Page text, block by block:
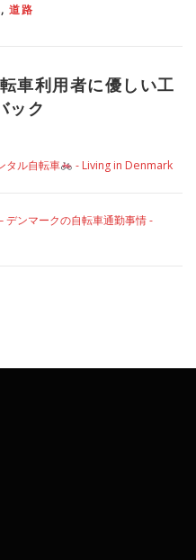
, 道路
車利用者に優しい工
ック
タル自転車 - Living in Denmark
デンマークの自転車通勤事情 -